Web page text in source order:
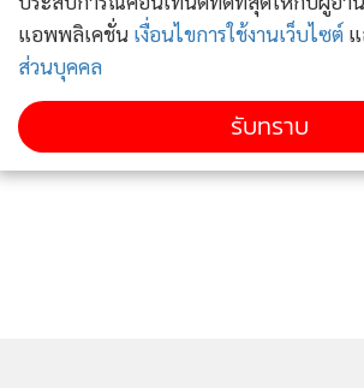
แอพพลิเคชั่น เงื่อนไขการใช้งานเว็บไซต์
ส่วนบุคคล
รับทราบ